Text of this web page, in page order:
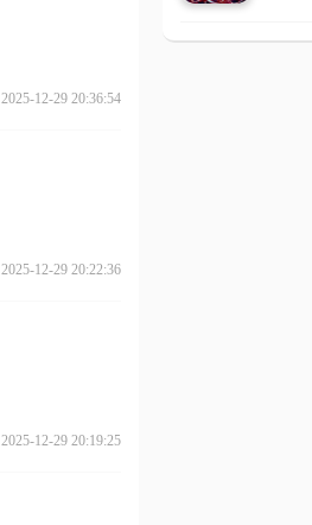
2025-12-29 20:36:54
2025-12-29 20:22:36
2025-12-29 20:19:25